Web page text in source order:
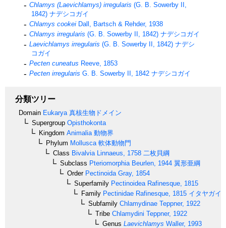
Chlamys (Laevichlamys) irregularis (G. B. Sowerby II,
1842) ナデシコガイ
Chlamys cookei Dall, Bartsch & Rehder, 1938
Chlamys irregularis (G. B. Sowerby II, 1842) ナデシコガイ
Laevichlamys irregularis (G. B. Sowerby II, 1842) ナデシ
コガイ
Pecten cuneatus Reeve, 1853
Pecten irregularis G. B. Sowerby II, 1842 ナデシコガイ
分類ツリー
Domain Eukarya 真核生物ドメイン
Supergroup Opisthokonta
Kingdom Animalia 動物界
Phylum Mollusca 軟体動物門
Class Bivalvia Linnaeus, 1758 二枚貝綱
Subclass Pteriomorphia Beurlen, 1944 翼形亜綱
OrderPectinoida Gray, 1854
Superfamily Pectinoidea Rafinesque, 1815
Family Pectinidae Rafinesque, 1815 イタヤガイ
Subfamily Chlamydinae Teppner, 1922
Tribe Chlamydini Teppner, 1922
Genus Laevichlamys Waller, 1993